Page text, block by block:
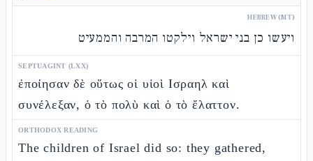
HEBREW (MT)
ויעשו כן בני ישראל וילקטו המרבה והממעיט
SEPTUAGINT (LXX)
ἐποίησαν δὲ οὕτως οἱ υἱοὶ Ισραηλ καὶ
συνέλεξαν, ὁ τὸ πολὺ καὶ ὁ τὸ ἔλαττον.
ORTHODOX READING
The children of Israel did so: they gathered,